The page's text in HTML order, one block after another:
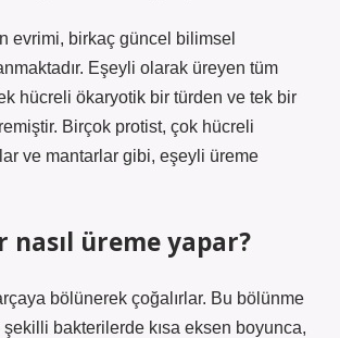
evrimi, birkaç güncel bilimsel
Eşeyli olarak üreyen tüm
hücreli ökaryotik bir türden ve tek bir
Birçok protist, çok hücreli
ve mantarlar gibi, eşeyli üreme
nasıl üreme yapar?
bölünerek çoğalırlar. Bu bölünme
bakterilerde kısa eksen boyunca,